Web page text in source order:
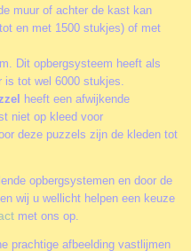
muur of achter de kast kan
en met 1500 stukjes) of met
Dit opbergsysteem heeft als
is tot wel 6000 stukjes.
heeft een afwijkende
niet op kleed voor
deze puzzels zijn de kleden tot
opbergsystemen en door de
wij u wellicht helpen een keuze
met ons op.
prachtige afbeelding vastlijmen